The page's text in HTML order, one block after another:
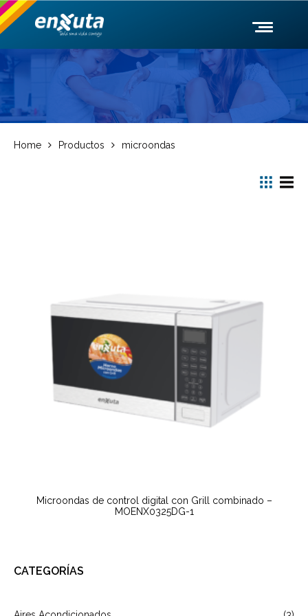
Home Productos microondas
Microondas de control digital con Grill combinado –
MOENX0325DG-1
CATEGORÍAS